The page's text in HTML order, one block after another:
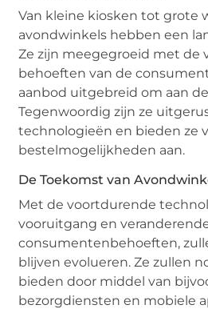
Van kleine kiosken tot grote
avondwinkels hebben een
Ze zijn meegegroeid met de
behoeften van de
aanbod uitgebreid om aan
Tegenwoordig zijn ze
technologieën en bieden ze
bestelmogelijkheden aan.
De Toekomst van
Met de voortdurende
vooruitgang en
consumentenbehoeften,
blijven evolueren. Ze zullen
bieden door middel van
bezorgdiensten en mobiele